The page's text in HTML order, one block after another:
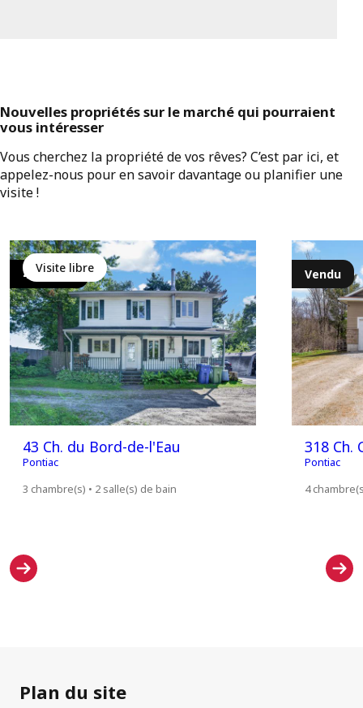
Nouvelles propriétés sur le marché qui pourraient
vous intéresser
Vous cherchez la propriété de vos rêves? C’est par ici, et
appelez-nous pour en savoir davantage ou planifier une
visite !
499 900 $
Visite libre
43 Ch. du Bord-de-l'Eau
Pontiac
3 chambre(s) • 2 salle(s) de bain
Vendu
318 Ch.
Pontiac
4
Plan du site